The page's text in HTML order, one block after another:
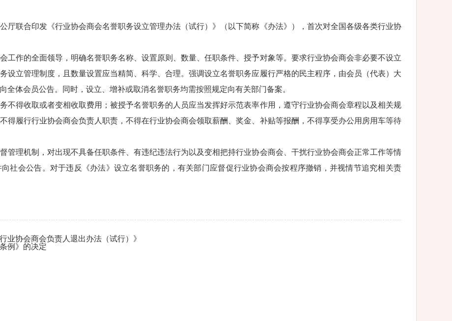
厅联合印发《行业协会商会名誉职务设立管理办法（试行）》（以下简称《办法》），首次对全国各级各类行业协
工作的全面领导，明确名誉职务名称、设置原则、数量、任职条件、授予对象等。要求行业协会商会非必要不设立
设立管理制度，且数量设置应当精简、科学、合理。强调设立名誉职务应履行严格的民主程序，由会员（代表）大
全体会员公告。同时，设立、增补或取消名誉职务均需按照规定向有关部门备案。
不得收取或者变相收取费用；被授予名誉职务的人员应当发挥好示范表率作用，遵守行业协会商会章程以及相关规
得履行行业协会商会负责人职责，不得在行业协会商会领取薪酬、奖金、补贴等报酬，不得享受办公用房用车等待
管理机制，对出现不具备任职条件、有违纪违法行为以及变相把持行业协会商会、干扰行业协会商会正常工作等情
社会公告。对于违反《办法》设立名誉职务的，有关部门应督促行业协会商会按程序撤销，并视情节追究相关责
业协会商会负责人退出办法（试行）》
例》的决定